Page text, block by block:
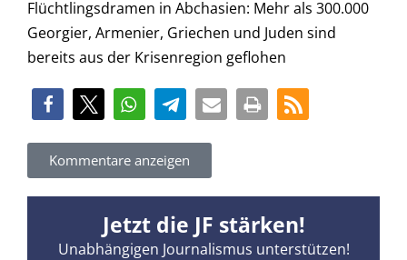
Kommentare anzeigen
Jetzt die JF stärken!
Unabhängigen Journalismus unterstützen!